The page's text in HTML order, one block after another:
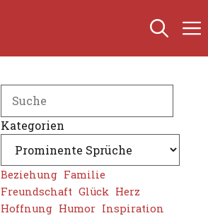
Kategorien
Beziehung Familie
Freundschaft Glück Herz
Hoffnung Humor Inspiration